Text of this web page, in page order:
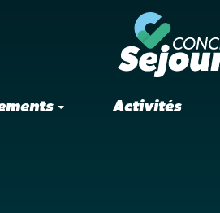
Activités